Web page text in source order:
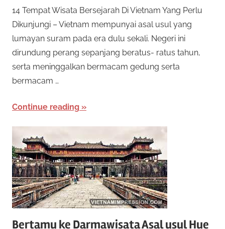
14 Tempat Wisata Bersejarah Di Vietnam Yang Perlu
Dikunjungi – Vietnam mempunyai asal usul yang
lumayan suram pada era dulu sekali. Negeri ini
dirundung perang sepanjang beratus- ratus tahun,
serta meninggalkan bermacam gedung serta
bermacam …
Continue reading
Bertamu ke Darmawisata Asal usul Hue